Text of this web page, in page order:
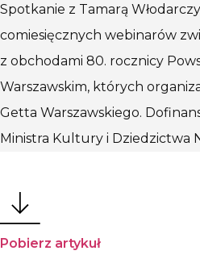
Spotkanie z Tamarą
comiesięcznych webinarów
z obchodami 80. rocznicy
Warszawskim, których
Getta Warszawskiego.
Ministra Kultury i Dziedzictwa
Pobierz artykuł